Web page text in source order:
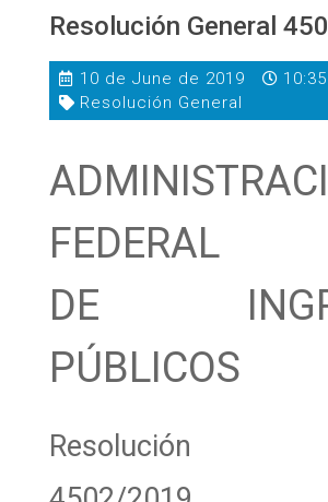
Resolución General
10 de June de 2019
Resolución General
FEDERAL
DE
PÚBLICOS
Resolución